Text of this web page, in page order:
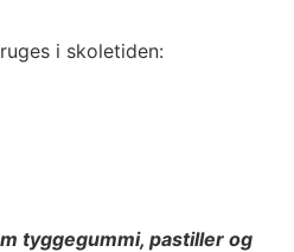
i skoletiden:
tyggegummi, pastiller og